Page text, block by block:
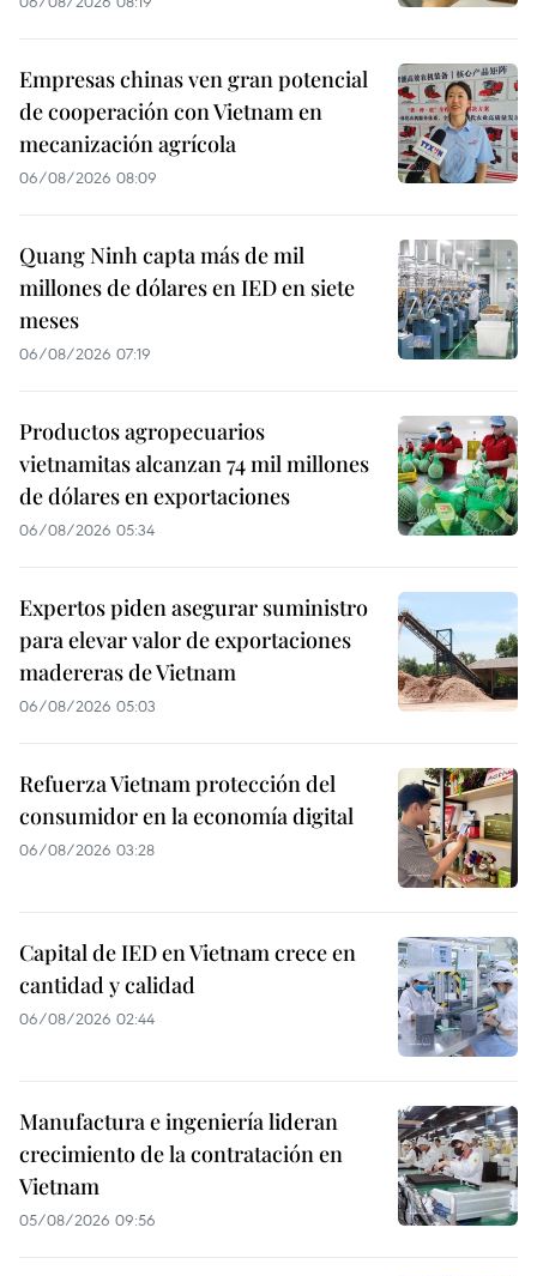
Empresas chinas ven gran potencial
de cooperación con Vietnam en
mecanización agrícola
06/08/2026 08:09
Quang Ninh capta más de mil
millones de dólares en IED en siete
meses
06/08/2026 07:19
Productos agropecuarios
vietnamitas alcanzan 74 mil millones
de dólares en exportaciones
06/08/2026 05:34
Expertos piden asegurar suministro
para elevar valor de exportaciones
madereras de Vietnam
06/08/2026 05:03
Refuerza Vietnam protección del
consumidor en la economía digital
06/08/2026 03:28
Capital de IED en Vietnam crece en
cantidad y calidad
06/08/2026 02:44
Manufactura e ingeniería lideran
crecimiento de la contratación en
Vietnam
05/08/2026 09:56